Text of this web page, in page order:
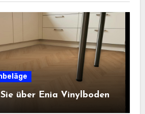
über Enia Vinylboden